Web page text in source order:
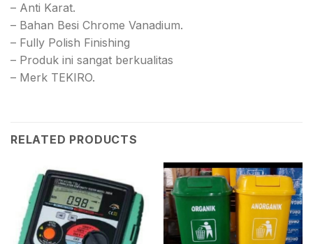
– Anti Karat.
– Bahan Besi Chrome Vanadium.
– Fully Polish Finishing
– Produk ini sangat berkualitas
– Merk TEKIRO.
RELATED PRODUCTS